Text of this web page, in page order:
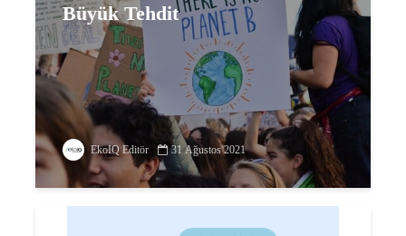
Büyük Tehdit
EkoIQ Editör 31 Ağustos 2021